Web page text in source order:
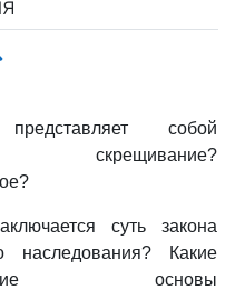
собой
скрещивание?
суть закона
наследования? Какие
основы